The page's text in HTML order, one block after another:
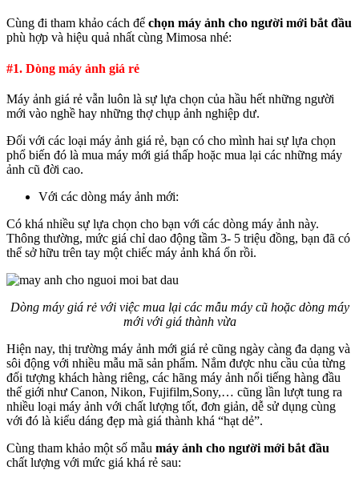
Cùng đi tham khảo cách để chọn máy ảnh cho người mới bắt đầu
phù hợp và hiệu quả nhất cùng Mimosa nhé:
#1. Dòng máy ảnh giá rẻ
Máy ảnh giá rẻ vẫn luôn là sự lựa chọn của hầu hết những người
mới vào nghề hay những thợ chụp ảnh nghiệp dư.
Đối với các loại máy ảnh giá rẻ, bạn có cho mình hai sự lựa chọn
phổ biến đó là mua máy mới giá thấp hoặc mua lại các những máy
ảnh cũ đời cao.
Với các dòng máy ảnh mới:
Có khá nhiều sự lựa chọn cho bạn với các dòng máy ảnh này.
Thông thường, mức giá chỉ dao động tầm 3- 5 triệu đồng, bạn đã có
thể sở hữu trên tay một chiếc máy ảnh khá ổn rồi.
Dòng máy giá rẻ với việc mua lại các mẫu máy cũ hoặc dòng máy
mới với giá thành vừa
Hiện nay, thị trường máy ảnh mới giá rẻ cũng ngày càng đa dạng và
sôi động với nhiều mẫu mã sản phẩm. Nắm được nhu cầu của từng
đối tượng khách hàng riêng, các hãng máy ảnh nổi tiếng hàng đầu
thế giới như Canon, Nikon, Fujifilm,Sony,… cũng lần lượt tung ra
nhiều loại máy ảnh với chất lượng tốt, đơn giản, dễ sử dụng cùng
với đó là kiểu dáng đẹp mà giá thành khá “hạt dẻ”.
Cùng tham khảo một số mẫu máy ảnh cho người mới bắt đầu
chất lượng với mức giá khá rẻ sau: